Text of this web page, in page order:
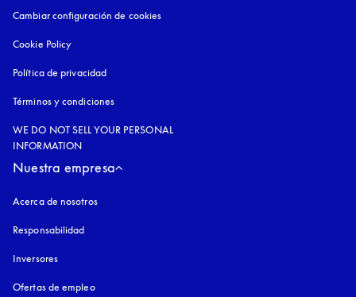
Cambiar configuración de cookies
Cookie Policy
Política de privacidad
Términos y condiciones
WE DO NOT SELL YOUR PERSONAL
INFORMATION
Nuestra empresa
Acerca de nosotros
Responsabilidad
Inversores
Ofertas de empleo